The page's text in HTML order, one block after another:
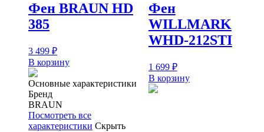
Фен BRAUN HD
385
3 499 ₽
В корзину
Основные характеристики
Бренд
BRAUN
Посмотреть все
характеристики Скрыть
Фен
WILLMARK
WHD-212STI
1 699 ₽
В корзину